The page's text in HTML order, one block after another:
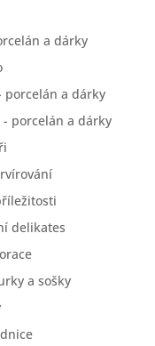
a dárky
porcelán a dárky
porcelán a dárky
delikates
a sošky